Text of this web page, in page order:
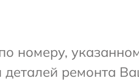
номеру,
ремонта